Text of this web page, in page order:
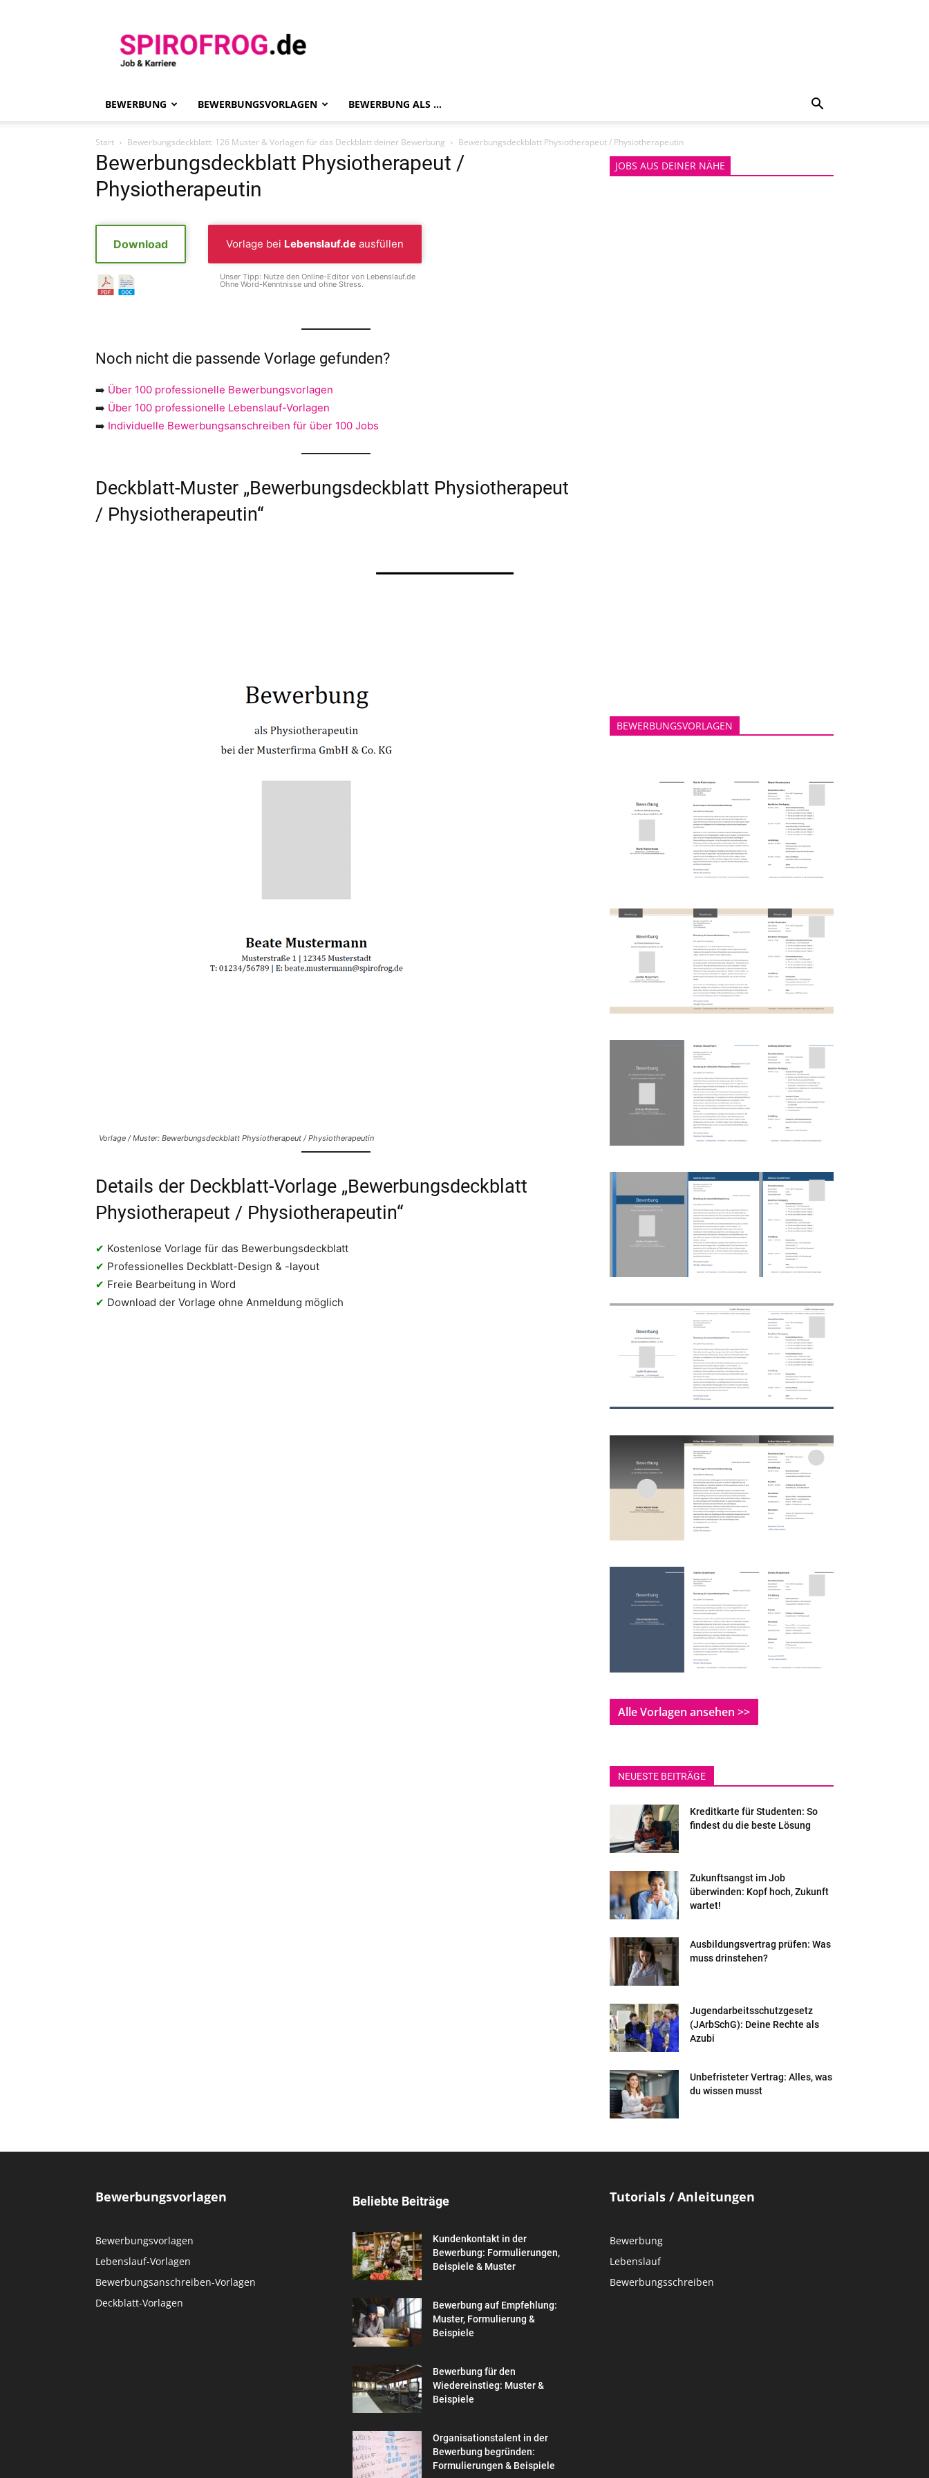
BEWERBUNG BEWERBUNGSVORLAGEN BEWERBUNG ALS …
Start Bewerbungsdeckblatt: 126 Muster & Vorlagen für das Deckblatt deiner Bewerbung Bewerbungsdeckblatt Physiotherapeut / Physiotherapeutin
Bewerbungsdeckblatt Physiotherapeut /
Physiotherapeutin
Download Vorlage bei Lebenslauf.de ausfüllen
Unser Tipp: Nutze den Online-Editor von Lebenslauf.de
Ohne Word-Kenntnisse und ohne Stress.
Noch nicht die passende Vorlage gefunden?
➡️ Über 100 professionelle Bewerbungsvorlagen
➡️ Über 100 professionelle Lebenslauf-Vorlagen
➡️ Individuelle Bewerbungsanschreiben für über 100 Jobs
Deckblatt-Muster „Bewerbungsdeckblatt Physiotherapeut
/ Physiotherapeutin“
Vorlage / Muster: Bewerbungsdeckblatt Physiotherapeut / Physiotherapeutin
Details der Deckblatt-Vorlage „Bewerbungsdeckblatt
Physiotherapeut / Physiotherapeutin“
✔ Kostenlose Vorlage für das Bewerbungsdeckblatt
✔ Professionelles Deckblatt-Design & -layout
✔ Freie Bearbeitung in Word
✔ Download der Vorlage ohne Anmeldung möglich
JOBS AUS DEINER NÄHE
BEWERBUNGSVORLAGEN
Alle Vorlagen ansehen >>
NEUESTE BEITRÄGE
Kreditkarte für Studenten: So
findest du die beste Lösung
Zukunftsangst im Job
überwinden: Kopf hoch, Zukunft
wartet!
Ausbildungsvertrag prüfen: Was
muss drinstehen?
Jugendarbeitsschutzgesetz
(JArbSchG): Deine Rechte als
Azubi
Unbefristeter Vertrag: Alles, was
du wissen musst
Bewerbungsvorlagen
Bewerbungsvorlagen
Lebenslauf-Vorlagen
Bewerbungsanschreiben-Vorlagen
Deckblatt-Vorlagen
Beliebte Beiträge
Kundenkontakt in der
Bewerbung: Formulierungen,
Beispiele & Muster
Bewerbung auf Empfehlung:
Muster, Formulierung &
Beispiele
Bewerbung für den
Wiedereinstieg: Muster &
Beispiele
Organisationstalent in der
Bewerbung begründen:
Formulierungen & Beispiele
Tutorials / Anleitungen
Bewerbung
Lebenslauf
Bewerbungsschreiben